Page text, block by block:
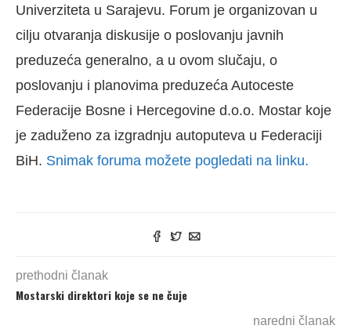
Univerziteta u Sarajevu. Forum je organizovan u
cilju otvaranja diskusije o poslovanju javnih
preduzeća generalno, a u ovom slučaju, o
poslovanju i planovima preduzeća Autoceste
Federacije Bosne i Hercegovine d.o.o. Mostar koje
je zaduženo za izgradnju autoputeva u Federaciji
BiH. Snimak foruma možete pogledati na linku.
prethodni članak
Mostarski direktori koje se ne čuje
naredni članak